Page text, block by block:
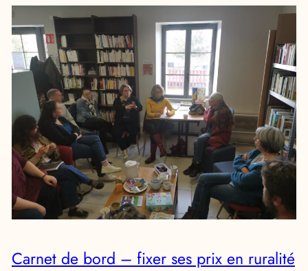
Carnet de bord – fixer ses prix en ruralité